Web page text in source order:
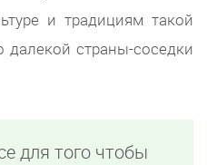
и традициям такой
страны-соседки
для того чтобы